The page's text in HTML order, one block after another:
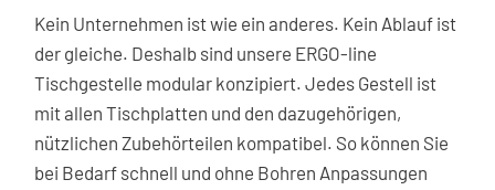
Kein Unternehmen ist wie ein anderes. Kein Ablauf ist
der gleiche. Deshalb sind unsere ERGO-line
Tischgestelle modular konzipiert. Jedes Gestell ist
mit allen Tischplatten und den dazugehörigen,
nützlichen Zubehörteilen kompatibel. So können Sie
bei Bedarf schnell und ohne Bohren Anpassungen